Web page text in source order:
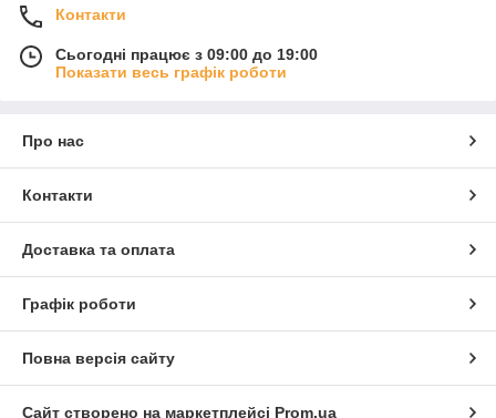
Контакти
Сьогодні працює з 09:00 до 19:00
Показати весь графік роботи
Про нас
Контакти
Доставка та оплата
Графік роботи
Повна версія сайту
Сайт створено на маркетплейсі Prom.ua